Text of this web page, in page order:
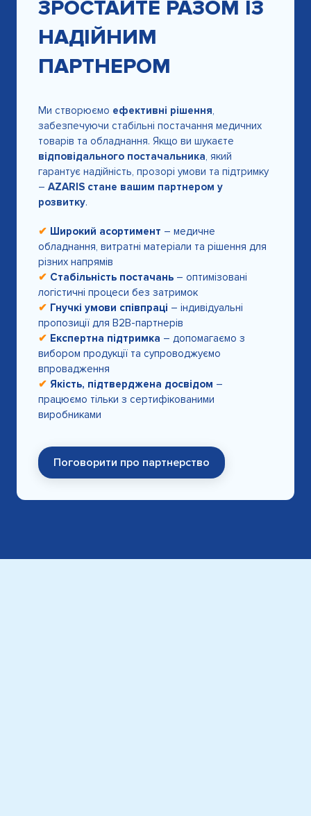
ЗРОСТАЙТЕ РАЗОМ ІЗ
НАДІЙНИМ
ПАРТНЕРОМ
Ми створюємо ефективні рішення
забезпечуючи стабільні постачання медичних
товарів та обладнання. Якщо ви шукаєте
відповідального постачальника , який
гарантує надійність, прозорі умови та підтримку
– AZARIS стане вашим партнером у
розвитку.
✔ Широкий асортимент – медичне
обладнання, витратні матеріали та рішення для
різних напрямів
✔ Стабільність постачань – оптимізовані
логістичні процеси без затримок
✔ Гнучкі умови співпраці – індивідуальні
пропозиції для B2B-партнерів
✔ Експертна підтримка – допомагаємо з
вибором продукції та супроводжуємо
впровадження
✔ Якість, підтверджена досвідом –
працюємо тільки з сертифікованими
виробниками
Поговорити про партнерство